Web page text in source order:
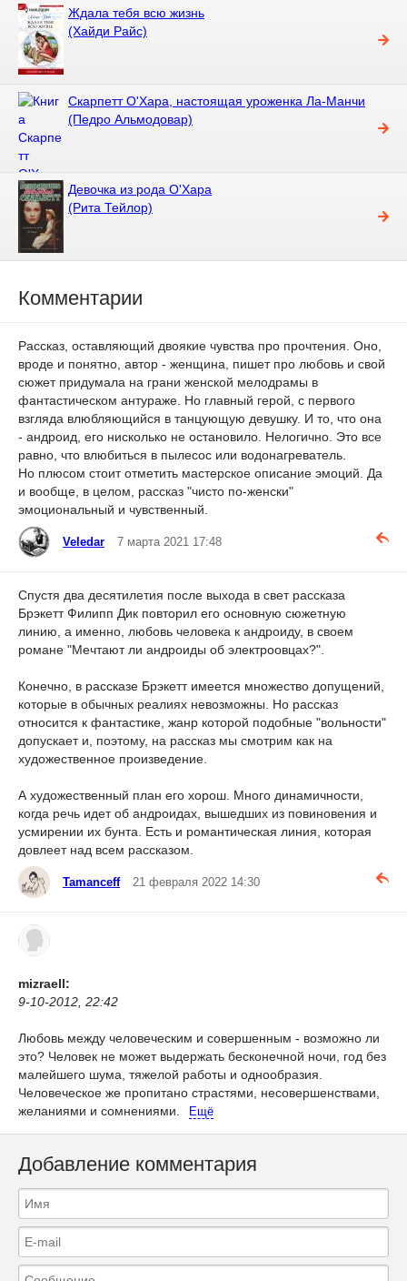
Ждала тебя всю жизнь
(Хайди Райс)
Скарпетт О'Хара, настоящая уроженка Ла-Манчи
(Педро Альмодовар)
Девочка из рода О'Хара
(Рита Тейлор)
Комментарии
Рассказ, оставляющий двоякие чувства про прочтения. Оно,
вроде и понятно, автор - женщина, пишет про любовь и свой
сюжет придумала на грани женской мелодрамы в
фантастическом антураже. Но главный герой, с первого
взгляда влюбляющийся в танцующую девушку. И то, что она
- андроид, его нисколько не остановило. Нелогично. Это все
равно, что влюбиться в пылесос или водонагреватель.
Но плюсом стоит отметить мастерское описание эмоций. Да
и вообще, в целом, рассказ "чисто по-женски"
эмоциональный и чувственный.
Veledar 7 марта 2021 17:48
Спустя два десятилетия после выхода в свет рассказа
Брэкетт Филипп Дик повторил его основную сюжетную
линию, а именно, любовь человека к андроиду, в своем
романе "Мечтают ли андроиды об электроовцах?".
Конечно, в рассказе Брэкетт имеется множество допущений,
которые в обычных реалиях невозможны. Но рассказ
относится к фантастике, жанр которой подобные "вольности"
допускает и, поэтому, на рассказ мы смотрим как на
художественное произведение.
А художественный план его хорош. Много динамичности,
когда речь идет об андроидах, вышедших из повиновения и
усмирении их бунта. Есть и романтическая линия, которая
довлеет над всем рассказом.
Tamanceff 21 февраля 2022 14:30
mizraell:
9-10-2012, 22:42
Любовь между человеческим и совершенным - возможно ли
это? Человек не может выдержать бесконечной ночи, год без
малейшего шума, тяжелой работы и однообразия.
Человеческое же пропитано страстями, несовершенствами,
желаниями и сомнениями.
Ещё
Добавление комментария